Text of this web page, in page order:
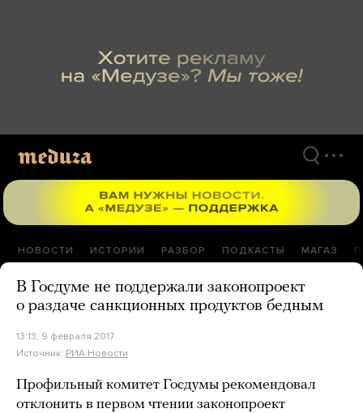
НОВОСТИ ИСТОРИИ РАЗБОР ПОДКАСТЫ МАГАЗ
В Госдуме не поддержали законопроект
о раздаче санкционных продуктов бедным
13:13, 9 февраля 2017
Источник: РИА Новости
Профильный комитет Госдумы рекомендовал
отклонить в первом чтении законопроект